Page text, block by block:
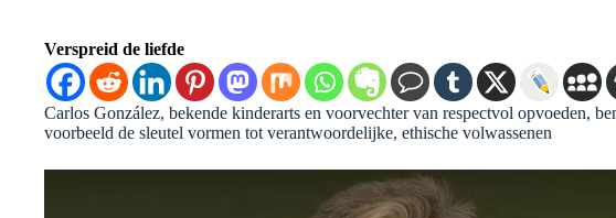
Verspreid de liefde
Carlos González, bekende kinderarts en voorvechter van respectvol opvoeden,
voorbeeld de sleutel vormen tot verantwoordelijke, ethische volwassenen